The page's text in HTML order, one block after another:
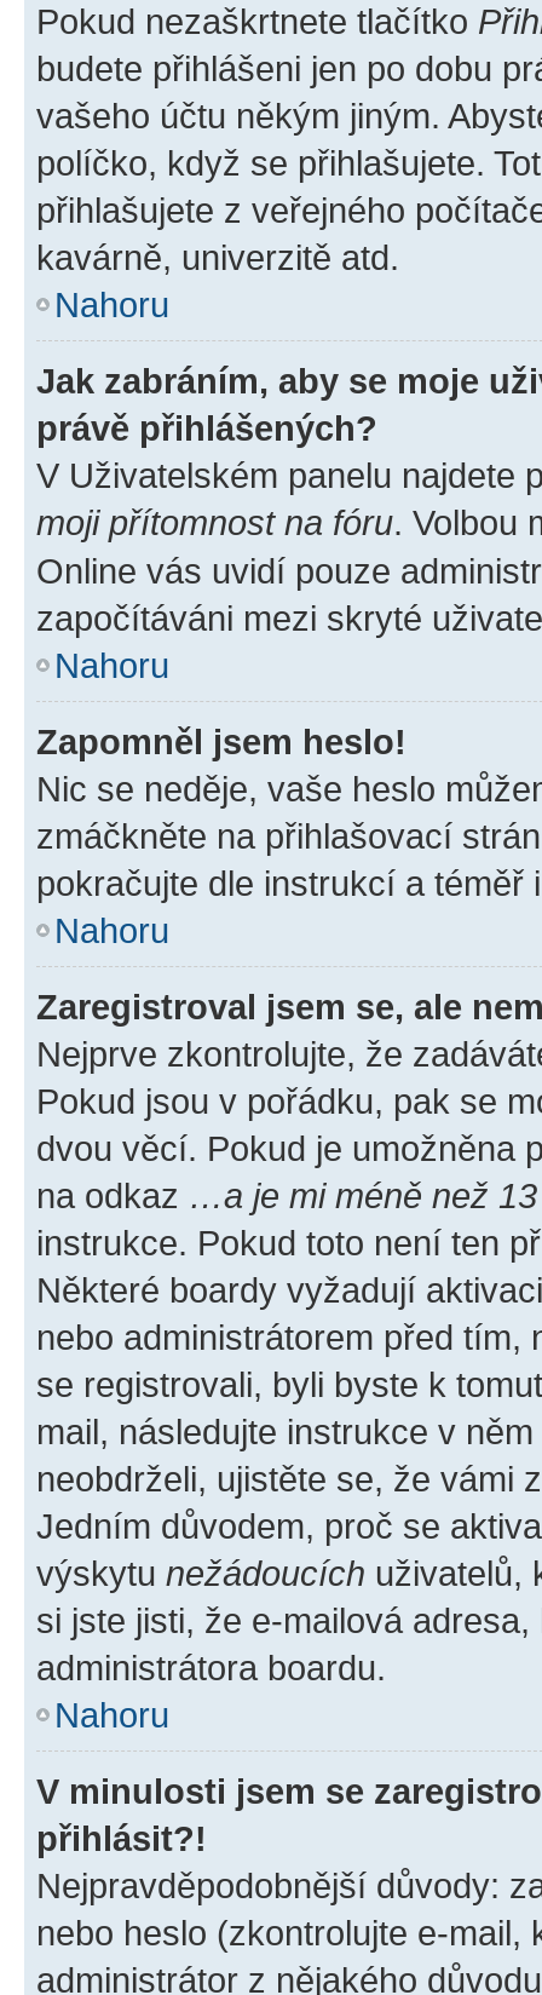
Pokud nezaškrtnete tlačítko
budete přihlášeni jen po dobu
vašeho účtu někým jiným.
políčko, když se přihlašujete.
přihlašujete z veřejného
kavárně, univerzitě atd.
Nahoru
Jak zabráním, aby se moje
právě přihlášených?
V Uživatelském panelu najdete
moji přítomnost na fóru. Volbou
Online vás uvidí pouze
započítáváni mezi skryté
Nahoru
Zapomněl jsem heslo!
Nic se neděje, vaše heslo
zmáčkněte na přihlašovací
pokračujte dle instrukcí a téměř
Nahoru
Zaregistroval jsem se, ale
Nejprve zkontrolujte, že
Pokud jsou v pořádku, pak se
dvou věcí. Pokud je umožněna
na odkaz …a je mi méně než
instrukce. Pokud toto není ten
Některé boardy vyžadují
nebo administrátorem před tím,
se registrovali, byli byste k
mail, následujte instrukce v
neobdrželi, ujistěte se, že vámi
Jedním důvodem, proč se
výskytu nežádoucích uživatelů,
si jste jisti, že e-mailová
administrátora boardu.
Nahoru
V minulosti jsem se
přihlásit?!
Nejpravděpodobnější důvody:
nebo heslo (zkontrolujte e-
administrátor z nějakého